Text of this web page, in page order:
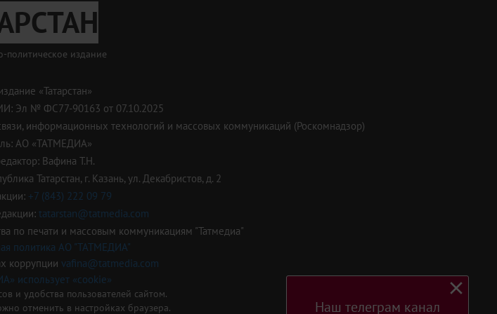
политическое издание
«Татарстан»
Эл № ФС77-90163 от 07.10.2025
информационных технологий и массовых коммуникаций (Роскомнадзор)
АО «ТАТМЕДИА»
Вафина Т.Н.
Татарстан, г. Казань, ул. Декабристов, д. 2
+7 (843) 222 09 79
tatarstan@tatmedia.com
по печати и массовым коммуникациям "Татмедиа"
политика АО "ТАТМЕДИА"
коррупции vafina@tatmedia.com
использует «cookie»
и удобства пользователей сайтом.
отменить в настройках браузера.
Наш телеграм канал